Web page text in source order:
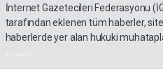
İnternet Gazetecileri Federasyonu
tarafından eklenen tüm haberler,
haberlerde yer alan hukuki